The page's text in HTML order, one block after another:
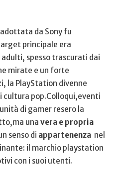
da Sony ‍fu
principale era
spesso trascurati dai
mirate e‌ un ​forte
la PlayStation ⁣divenne
cultura pop.Colloqui,eventi
di gamer resero la
una vera e ⁣propria
senso di​ appartenenza ⁤ nel
il ‍marchio ‍playstation
con i suoi utenti.